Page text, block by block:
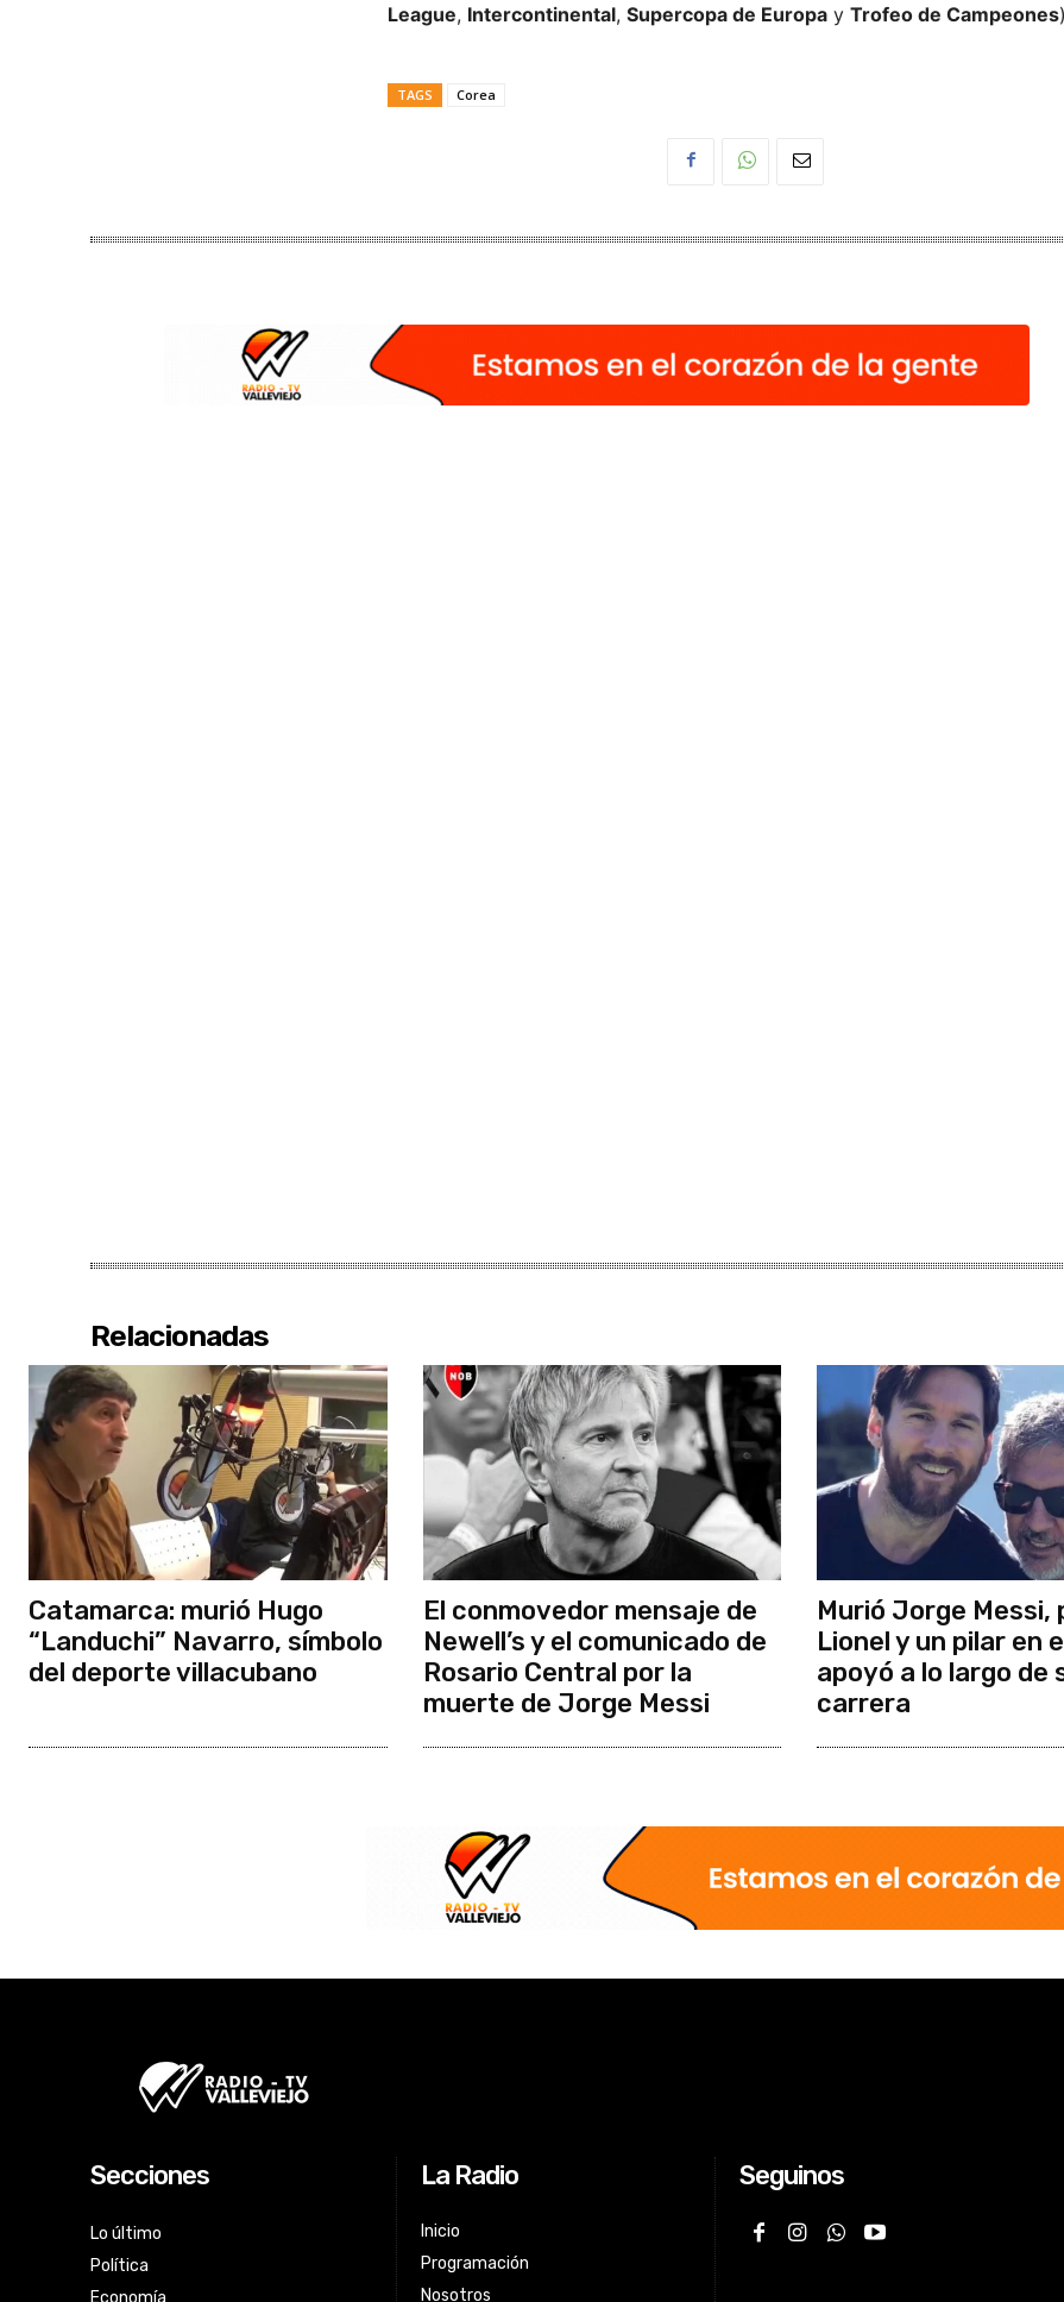
League, Intercontinental, Supercopa de Europa y Trofeo de Campeones)
TAGS Corea
Relacionadas
Catamarca: murió Hugo
“Landuchi” Navarro, símbolo
del deporte villacubano
El conmovedor mensaje de
Newell’s y el comunicado de
Rosario Central por la
muerte de Jorge Messi
Murió Jorge Messi,
Lionel y un pilar en
apoyó a lo largo de
carrera
Secciones
Lo último
Política
Economía
La Radio
Inicio
Programación
Nosotros
Seguinos